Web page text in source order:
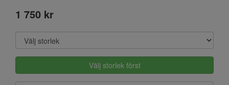
1 750 kr
Välj storlek först